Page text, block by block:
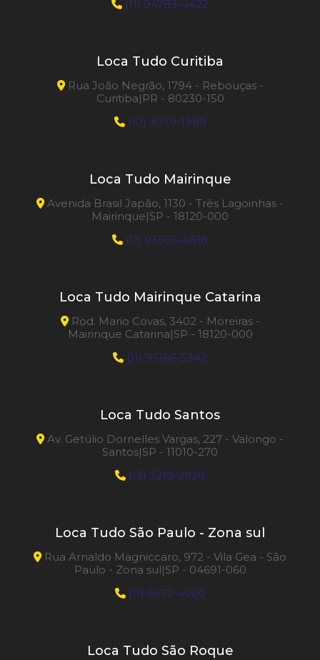
(11) 94783-4422
Loca Tudo Curitiba
Rua João Negrão, 1794 - Rebouças -
Curitiba|PR - 80230-150
(41) 3079-1989
Loca Tudo Mairinque
Avenida Brasil Japão, 1130 - Três Lagoinhas -
Mairinque|SP - 18120-000
(11) 93505-4818
Loca Tudo Mairinque Catarina
Rod. Mario Covas, 3402 - Moreiras -
Mairinque Catarina|SP - 18120-000
(11) 95186-5342
Loca Tudo Santos
Av. Getúlio Dornelles Vargas, 227 - Valongo -
Santos|SP - 11010-270
(13) 3219-2928
Loca Tudo São Paulo - Zona sul
Rua Arnaldo Magniccaro, 972 - Vila Gea - São
Paulo - Zona sul|SP - 04691-060
(11) 5632-4000
Loca Tudo São Roque